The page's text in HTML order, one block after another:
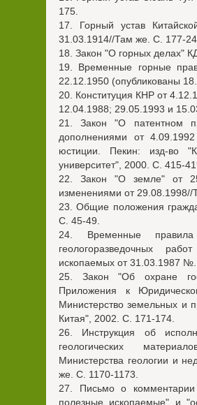
175.
17. Горный устав
31.03.1914//Там же. С. 177-
18. Закон "О горных делах"
19. Временные горные
22.12.1950 (опубликованы
20. Конституция КНР от
12.04.1988; 29.05.1993 и
21. Закон "О патентном
дополнениями от
юстиции. Пекин: изд-во
университет", 2000. С. 415-
22. Закон "О земле" от
изменениями от
23. Общие положения
С. 45-49.
24. Временные
геологоразведочных
ископаемых от 31.03.1987
25. Закон "Об охране
Приложения к
Министерство земельных и
Китая", 2002. С. 171-174.
26. Инструкция об
геологических
Министерства геологии и
же. С. 1170-1173.
27. Письмо о
полезные ископаемые" и